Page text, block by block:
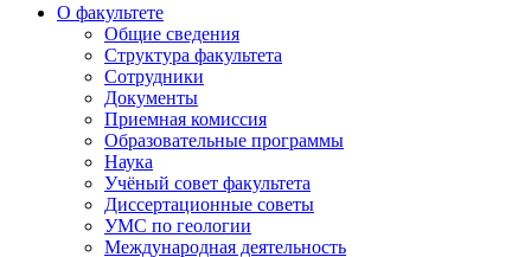
О факультете
Общие сведения
Структура факультета
Сотрудники
Документы
Приемная комиссия
Образовательные программы
Наука
Учёный совет факультета
Диссертационные советы
УМС по геологии
Международная деятельность